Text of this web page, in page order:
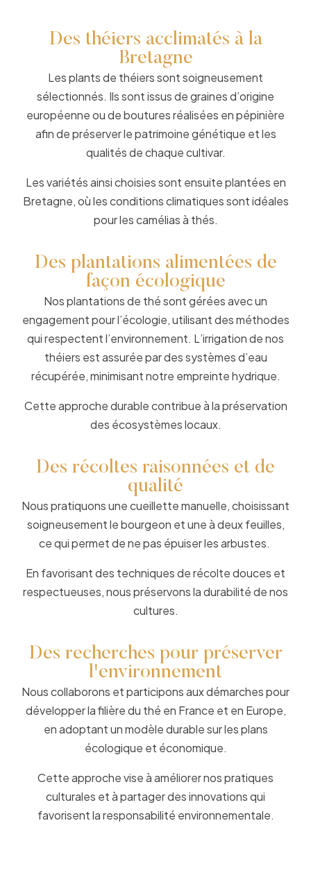
Des théiers acclimatés à la
Bretagne
Les plants de théiers sont soigneusement
sélectionnés. Ils sont issus de graines d’origine
européenne ou de boutures réalisées en pépinière
afin de préserver le patrimoine génétique et les
qualités de chaque cultivar.
Les variétés ainsi choisies sont ensuite plantées en
Bretagne, où les conditions climatiques sont idéales
pour les camélias à thés.
Des plantations alimentées de
façon écologique
Nos plantations de thé sont gérées avec un
engagement pour l’écologie, utilisant des méthodes
qui respectent l’environnement. L’irrigation de nos
théiers est assurée par des systèmes d’eau
récupérée, minimisant notre empreinte hydrique.
Cette approche durable contribue à la préservation
des écosystèmes locaux.
Des récoltes raisonnées et de
qualité
Nous pratiquons une cueillette manuelle, choisissant
soigneusement le bourgeon et une à deux feuilles,
ce qui permet de ne pas épuiser les arbustes.
En favorisant des techniques de récolte douces et
respectueuses, nous préservons la durabilité de nos
cultures.
Des recherches pour préserver
l'environnement
Nous collaborons et participons aux démarches pour
développer la filière du thé en France et en Europe,
en adoptant un modèle durable sur les plans
écologique et économique.
Cette approche vise à améliorer nos pratiques
culturales et à partager des innovations qui
favorisent la responsabilité environnementale.